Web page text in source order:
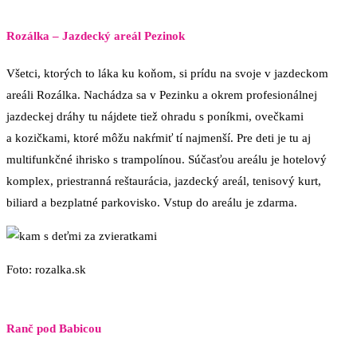
Rozálka – Jazdecký areál Pezinok
Všetci, ktorých to láka ku koňom, si prídu na svoje v jazdeckom
areáli Rozálka. Nachádza sa v Pezinku a okrem profesionálnej
jazdeckej dráhy tu nájdete tiež ohradu s poníkmi, ovečkami
a kozičkami, ktoré môžu nakŕmiť tí najmenší. Pre deti je tu aj
multifunkčné ihrisko s trampolínou. Súčasťou areálu je hotelový
komplex, priestranná reštaurácia, jazdecký areál, tenisový kurt,
biliard a bezplatné parkovisko. Vstup do areálu je zdarma.
Foto: rozalka.sk
Ranč pod Babicou